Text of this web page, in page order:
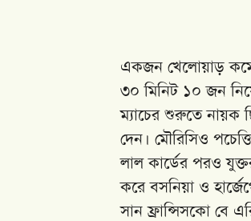
একজন খেলোয়াড় কমে
৩০ মিনিট ১০ জন
ম্যাচের শুরুতে নায়ক
দেন। মৌরিসিও
লাল কার্ডের পরও
করে বসনিয়া ও
সান ফ্রান্সিসকো বে